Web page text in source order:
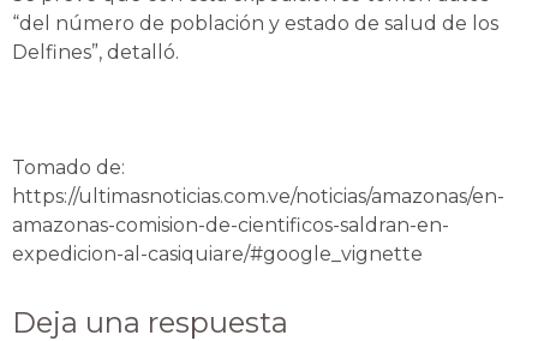
“del número de población y estado de salud de los
Delfines”, detalló.
Tomado de:
https://ultimasnoticias.com.ve/noticias/amazonas/en-
amazonas-comision-de-cientificos-saldran-en-
expedicion-al-casiquiare/#google_vignette
Deja una respuesta